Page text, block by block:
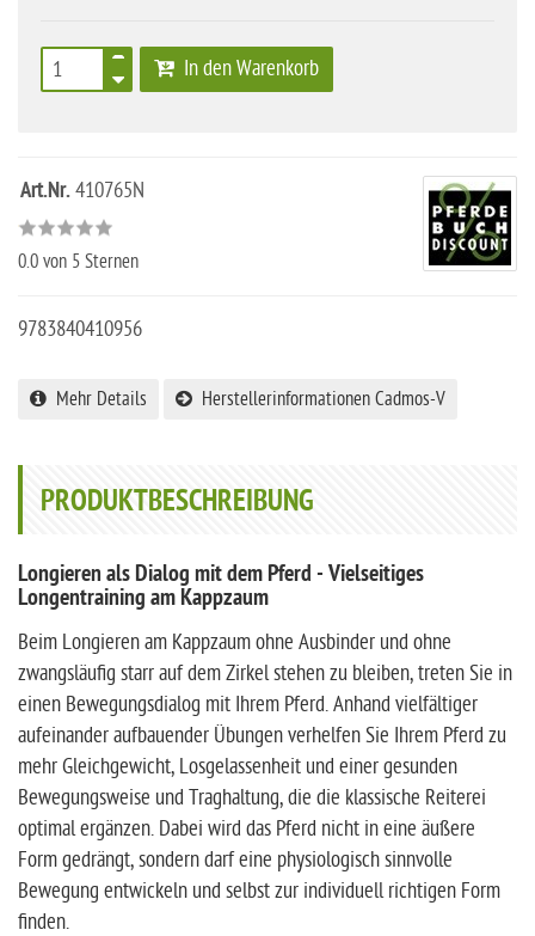
In den Warenkorb
Art.Nr.410765N
0.0 von 5 Sternen
9783840410956
Mehr Details Herstellerinformationen Cadmos-V
PRODUKTBESCHREIBUNG
Longieren als Dialog mit dem Pferd - Vielseitiges
Longentraining am Kappzaum
Beim Longieren am Kappzaum ohne Ausbinder und ohne
zwangsläufig starr auf dem Zirkel stehen zu bleiben, treten Sie in
einen Bewegungsdialog mit Ihrem Pferd. Anhand vielfältiger
aufeinander aufbauender Übungen verhelfen Sie Ihrem Pferd zu
mehr Gleichgewicht, Losgelassenheit und einer gesunden
Bewegungsweise und Traghaltung, die die klassische Reiterei
optimal ergänzen. Dabei wird das Pferd nicht in eine äußere
Form gedrängt, sondern darf eine physiologisch sinnvolle
Bewegung entwickeln und selbst zur individuell richtigen Form
finden.